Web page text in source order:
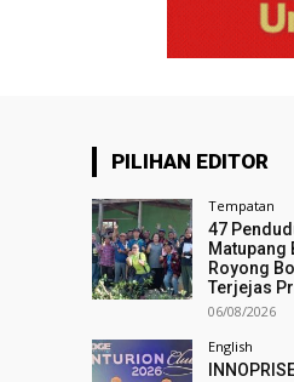
PILIHAN EDITOR
Tempatan
47
Royong
Terjejas
06/08/2026
English